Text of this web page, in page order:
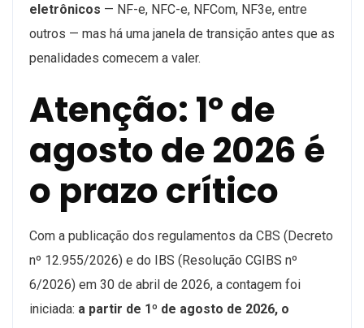
eletrônicos — NF-e, NFC-e, NFCom, NF3e, entre
outros — mas há uma janela de transição antes que as
penalidades comecem a valer.
Atenção: 1º de
agosto de 2026 é
o prazo crítico
Com a publicação dos regulamentos da CBS (Decreto
nº 12.955/2026) e do IBS (Resolução CGIBS nº
6/2026) em 30 de abril de 2026, a contagem foi
iniciada: a partir de 1º de agosto de 2026, o